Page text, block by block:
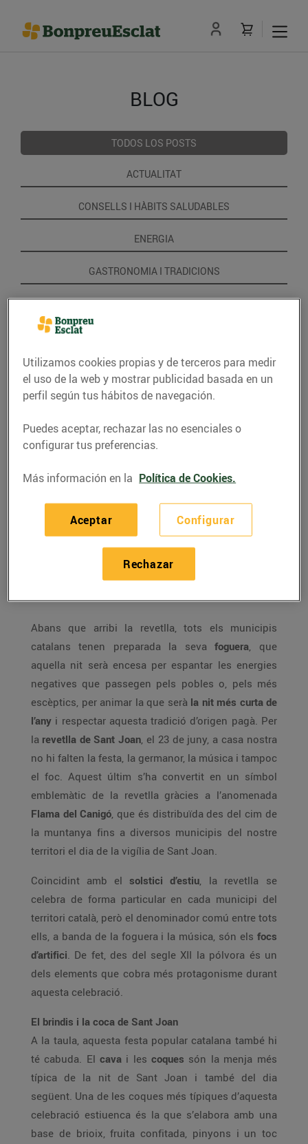
BLOG
TODOS LOS POSTS
ACTUALITAT
CONSELLS I HÀBITS SALUDABLES
ENERGIA
GASTRONOMIA I TRADICIONS
RECEPTES
GASTRONOMÍA Y TRADICIONES
La nit més curta i
màgica de l’any
Abans que arribi la revetlla, tots els municipis
catalans tenen preparada la seva foguera, que
aquella nit serà encesa per espantar les energies
negatives que passegen pels pobles o, pels més
escèptics, per animar la que serà la nit més curta de
l’any i respectar aquesta tradició d’origen pagà. Per
la revetlla de Sant Joan, el 23 de juny, a casa nostra
no hi falten la festa, la germanor, la música i tampoc
el foc. Aquest últim s’ha convertit en un símbol
emblemàtic de la revetlla gràcies a l’anomenada
Flama del Canigó, que és distribuïda des del cim de
la muntanya fins a diversos municipis del nostre
territori el dia de la vigília de Sant Joan.
Coincidint amb el solstici d’estiu, la revetlla se
celebra de forma particular en cada municipi del
territori català, però el denominador comú entre tots
ells, a banda de la foguera i la música, són els focs
d’artifici. De fet, des del segle XII la pólvora és un
dels elements que cobra més protagonisme durant
aquesta celebració.
El brindis i la coca de Sant Joan
A la taula, aquesta festa popular catalana també hi
té cabuda. El cava i les coques són la menja més
típica de la nit de Sant Joan i també del dia
següent. Una de les coques més típiques d’aquesta
celebració estiuenca és la que s’elabora amb una
base de brioix, fruita confitada, pinyons i un toc
Utilizamos cookies propias y de terceros para medir
el uso de la web y mostrar publicidad basada en un
perfil según tus hábitos de navegación.
Puedes aceptar, rechazar las no esenciales o
configurar tus preferencias.
Más información en la Política de Cookies.
Configurar
Rechazar
Aceptar